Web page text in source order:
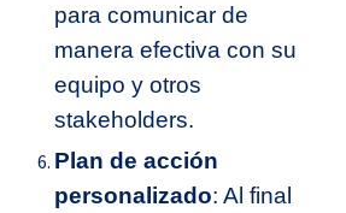
para comunicar de
manera efectiva con su
equipo y otros
stakeholders.
Plan de acción
personalizado: Al final